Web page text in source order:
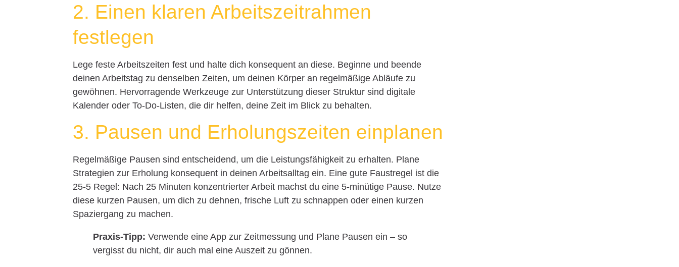
2. Einen klaren Arbeitszeitrahmen
festlegen
Lege feste Arbeitszeiten fest und halte dich konsequent an diese. Beginne und beende
deinen Arbeitstag zu denselben Zeiten, um deinen Körper an regelmäßige Abläufe zu
gewöhnen. Hervorragende Werkzeuge zur Unterstützung dieser Struktur sind digitale
Kalender oder To-Do-Listen, die dir helfen, deine Zeit im Blick zu behalten.
3. Pausen und Erholungszeiten einplanen
Regelmäßige Pausen sind entscheidend, um die Leistungsfähigkeit zu erhalten. Plane
Strategien zur Erholung konsequent in deinen Arbeitsalltag ein. Eine gute Faustregel ist die
25-5 Regel: Nach 25 Minuten konzentrierter Arbeit machst du eine 5-minütige Pause. Nutze
diese kurzen Pausen, um dich zu dehnen, frische Luft zu schnappen oder einen kurzen
Spaziergang zu machen.
Praxis-Tipp: Verwende eine App zur Zeitmessung und Plane Pausen ein – so
vergisst du nicht, dir auch mal eine Auszeit zu gönnen.